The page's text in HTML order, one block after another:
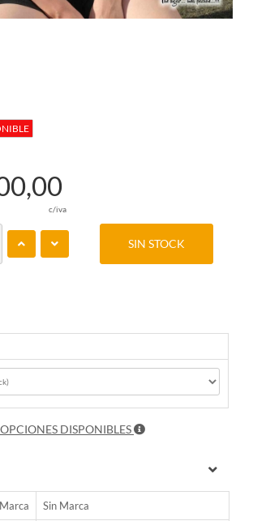
c/iva
SIN STOCK
DISPONIBLES
Marca Sin Marca